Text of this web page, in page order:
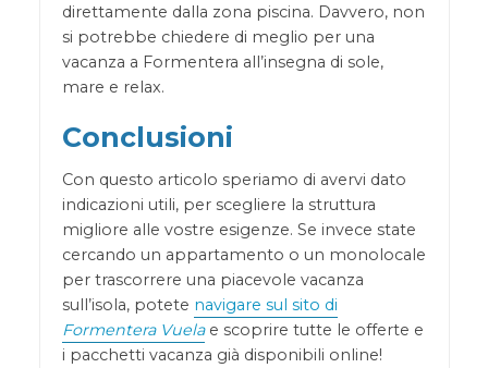
direttamente dalla zona piscina. Davvero, non
si potrebbe chiedere di meglio per una
vacanza a Formentera all’insegna di sole,
mare e relax.
Conclusioni
Con questo articolo speriamo di avervi dato
indicazioni utili, per scegliere la struttura
migliore alle vostre esigenze. Se invece state
cercando un appartamento o un monolocale
per trascorrere una piacevole vacanza
sull’isola, potete navigare sul sito di
Formentera Vuelae scoprire tutte le offerte e
i pacchetti vacanza già disponibili online!